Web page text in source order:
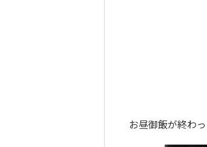
お昼御飯が終わ